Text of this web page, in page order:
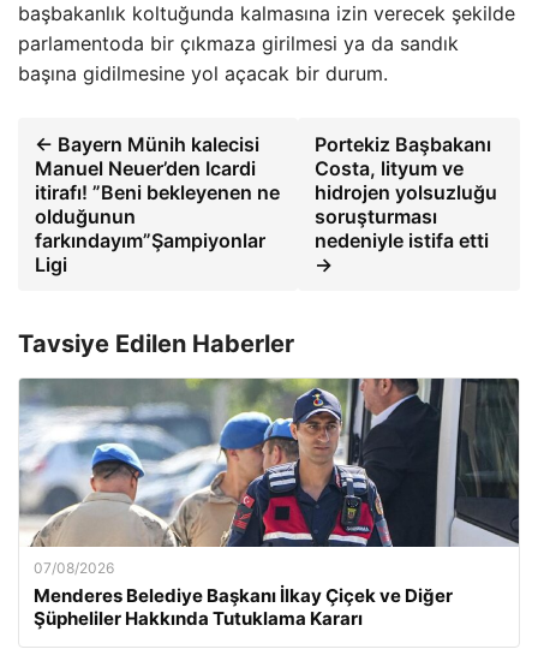
başbakanlık koltuğunda kalmasına izin verecek şekilde
parlamentoda bir çıkmaza girilmesi ya da sandık
başına gidilmesine yol açacak bir durum.
← Bayern Münih kalecisi
Manuel Neuer’den Icardi
itirafı! ”Beni bekleyenen ne
olduğunun
farkındayım”Şampiyonlar
Ligi
Portekiz Başbakanı
Costa, lityum ve
hidrojen yolsuzluğu
soruşturması
nedeniyle istifa etti
→
Tavsiye Edilen Haberler
07/08/2026
Menderes Belediye Başkanı İlkay Çiçek ve Diğer
Şüpheliler Hakkında Tutuklama Kararı